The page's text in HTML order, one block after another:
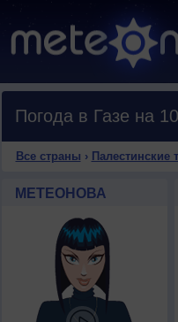
Погода в Газе на
Все страны › Палестинские
МЕТЕОНОВА